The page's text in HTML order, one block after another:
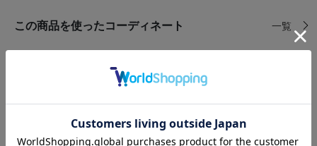
この商品を使ったコーディネート 一覧